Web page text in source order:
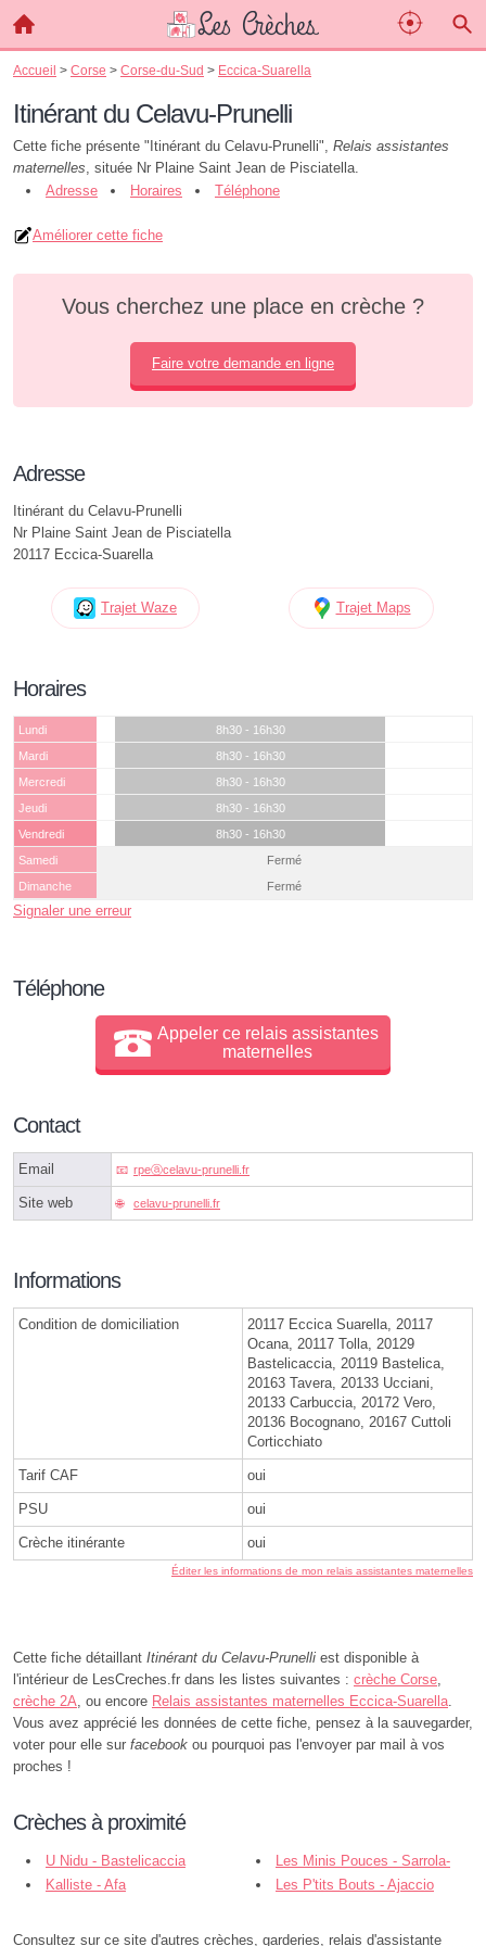
Accueil > Corse > Corse-du-Sud > Eccica-Suarella
Itinérant du Celavu-Prunelli
Cette fiche présente "Itinérant du Celavu-Prunelli", Relais assistantes
maternelles, située Nr Plaine Saint Jean de Pisciatella.
Adresse
Horaires Téléphone
Améliorer cette fiche
Vous cherchez une place en crèche ?
Faire votre demande en ligne
Adresse
Itinérant du Celavu-Prunelli
Nr Plaine Saint Jean de Pisciatella
20117 Eccica-Suarella
Trajet Waze Trajet Maps
Horaires
Lundi
8h30 - 16h30
Mardi
8h30 - 16h30
Mercredi
8h30 - 16h30
Jeudi
8h30 - 16h30
Vendredi
8h30 - 16h30
Samedi
Fermé
Dimanche
Fermé
Signaler une erreur
Téléphone
Appeler ce relais assistantes
maternelles
Contact
Email rpeⓐcelavu-prunelli.fr
Site web celavu-prunelli.fr
Informations
Condition de domiciliation
20117 Eccica Suarella, 20117
Ocana, 20117 Tolla, 20129
Bastelicaccia, 20119 Bastelica,
20163 Tavera, 20133 Ucciani,
20133 Carbuccia, 20172 Vero,
20136 Bocognano, 20167 Cuttoli
Corticchiato
Tarif CAF oui
PSU oui
Crèche itinérante oui
Éditer les informations de mon relais assistantes maternelles
Cette fiche détaillant Itinérant du Celavu-Prunelli est disponible à
l'intérieur de LesCreches.fr dans les listes suivantes : crèche Corse,
crèche 2A, ou encore Relais assistantes maternelles Eccica-Suarella.
Vous avez apprécié les données de cette fiche, pensez à la sauvegarder,
voter pour elle sur facebook ou pourquoi pas l'envoyer par mail à vos
proches !
Crèches à proximité
U Nidu - Bastelicaccia
Les Minis Pouces - Sarrola-
Carcopino
Kalliste - Afa Les P'tits Bouts - Ajaccio
Consultez sur ce site d'autres crèches, garderies, relais d'assistante